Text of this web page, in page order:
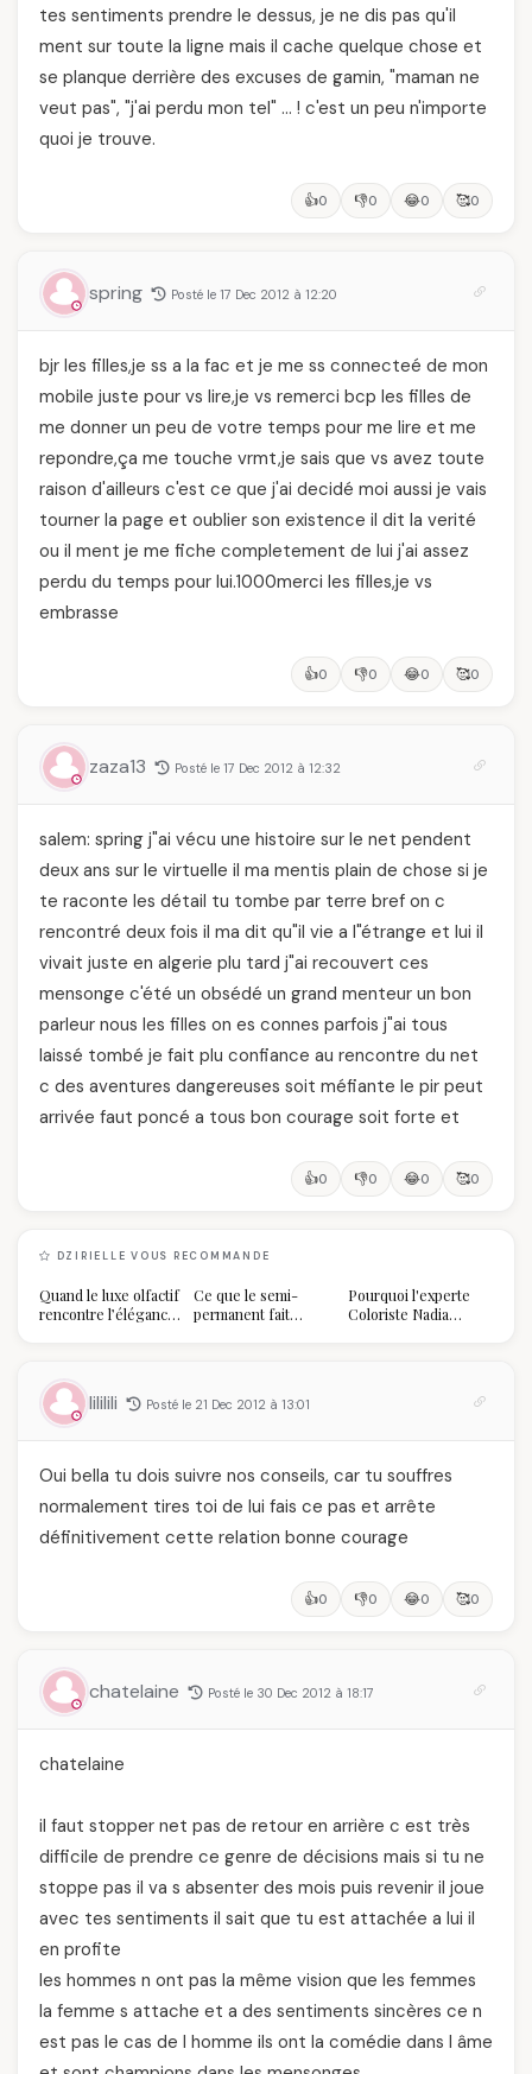
tes sentiments prendre le dessus, je ne dis pas qu'il
ment sur toute la ligne mais il cache quelque chose et
se planque derrière des excuses de gamin, "maman ne
veut pas", "j'ai perdu mon tel" … ! c'est un peu n'importe
quoi je trouve.
👍0 👎0 😂0 🥰0
spring Posté le 17 Dec 2012 à 12:20
bjr les filles,je ss a la fac et je me ss connecteé de mon
mobile juste pour vs lire,je vs remerci bcp les filles de
me donner un peu de votre temps pour me lire et me
repondre,ça me touche vrmt,je sais que vs avez toute
raison d'ailleurs c'est ce que j'ai decidé moi aussi je vais
tourner la page et oublier son existence il dit la verité
ou il ment je me fiche completement de lui j'ai assez
perdu du temps pour lui.1000merci les filles,je vs
embrasse
👍0 👎0 😂0 🥰0
zaza13 Posté le 17 Dec 2012 à 12:32
salem: spring j"ai vécu une histoire sur le net pendent
deux ans sur le virtuelle il ma mentis plain de chose si je
te raconte les détail tu tombe par terre bref on c
rencontré deux fois il ma dit qu"il vie a l"étrange et lui il
vivait juste en algerie plu tard j"ai recouvert ces
mensonge c'été un obsédé un grand menteur un bon
parleur nous les filles on es connes parfois j"ai tous
laissé tombé je fait plu confiance au rencontre du net
c des aventures dangereuses soit méfiante le pir peut
arrivée faut poncé a tous bon courage soit forte et
👍0 👎0 😂0 🥰0
DZIRIELLE VOUS RECOMMANDE
Quand le luxe olfactif
rencontre l’élégance
temps
Ce que le semi-
permanent fait
Pourquoi l'experte
Coloriste Nadia
lililili Posté le 21 Dec 2012 à 13:01
Oui bella tu dois suivre nos conseils, car tu souffres
normalement tires toi de lui fais ce pas et arrête
définitivement cette relation bonne courage
👍0 👎0 😂0 🥰0
chatelaine Posté le 30 Dec 2012 à 18:17
chatelaine
il faut stopper net pas de retour en arrière c est très
difficile de prendre ce genre de décisions mais si tu ne
stoppe pas il va s absenter des mois puis revenir il joue
avec tes sentiments il sait que tu est attachée a lui il
en profite
les hommes n ont pas la même vision que les femmes
la femme s attache et a des sentiments sincères ce n
est pas le cas de l homme ils ont la comédie dans l âme